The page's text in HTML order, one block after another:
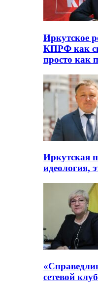
Иркутское
КПРФ как
просто как
Иркутская
идеология,
сетевой